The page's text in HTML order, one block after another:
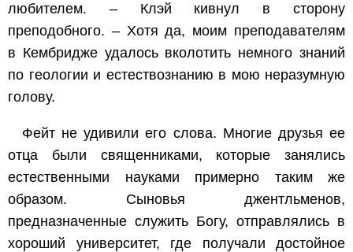
любителем. – Клэй кивнул в сторону
преподобного. – Хотя да, моим преподавателям
в Кембридже удалось вколотить немного знаний
по геологии и естествознанию в мою неразумную
голову.
Фейт не удивили его слова. Многие друзья ее
отца были священниками, которые занялись
естественными науками примерно таким же
образом. Сыновья джентльменов,
предназначенные служить Богу, отправлялись в
хороший университет, где получали достойное